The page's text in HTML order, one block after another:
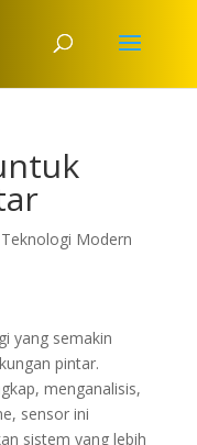
Modern
yang semakin
pintar.
menganalisis,
sensor ini
sistem yang lebih